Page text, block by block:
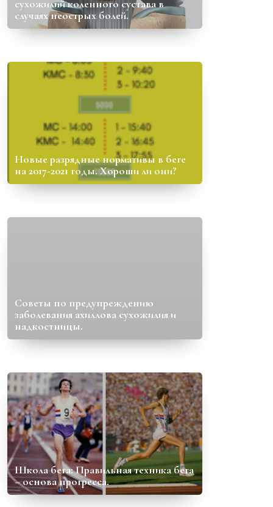
сухожилий коленного сустава в
случаях неострых болей.
Новые разрядные нормативы в беге
на 2017-2021 годы. Хороши ли они?
Советы по предупреждению
заболевания ахиллова сухожилия и
надкостницы.
Школа бега: Правильная техника бега
– основа прогресса.